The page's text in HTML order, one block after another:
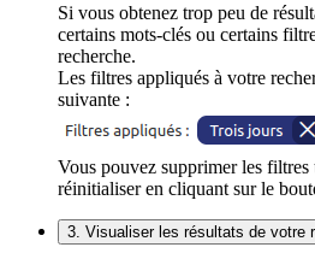
Si vous obtenez trop peu de
certains mots-clés ou certains
recherche.
Les filtres appliqués à votre
suivante :
Vous pouvez supprimer les
réinitialiser en cliquant sur le
3. Visualiser les résultats de votre